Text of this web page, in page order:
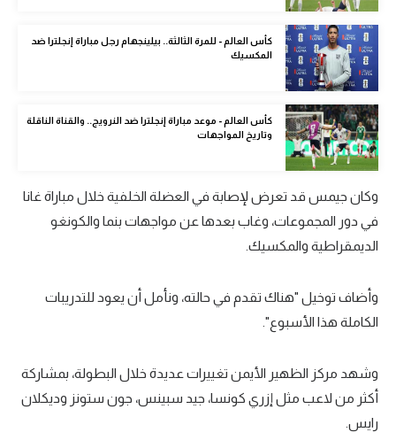
رياضة نسائية
آسيا
ركن الألعاب
أقسام خاصة
Gamers
ميركاتو
تحقيق في الجول
تقرير في الجول
حكايات في الجول
كويز في الجول
كأس العالم - للمرة الثالثة.. بيلينجهام رجل مباراة إنجلترا ضد
المكسيك
كأس العالم - موعد مباراة إنجلترا ضد النرويج.. والقناة الناقلة
وتاريخ المواجهات
وكان جيمس قد تعرض لإصابة في العضلة الخلفية خلال مباراة غانا
في دور المجموعات، وغاب بعدها عن مواجهات بنما والكونغو
الديمقراطية والمكسيك.
وأضاف توخيل "هناك تقدم في حالته، ونأمل أن يعود للتدريبات
الكاملة هذا الأسبوع".
وشهد مركز الظهير الأيمن تغييرات عديدة خلال البطولة، بمشاركة
أكثر من لاعب مثل إزري كونسا، جيد سبينس، جون ستونز وديكلان
رايس.